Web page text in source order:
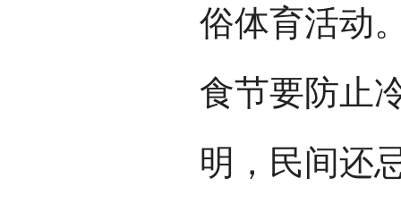
俗体育活动
食节要防止
明，民间还